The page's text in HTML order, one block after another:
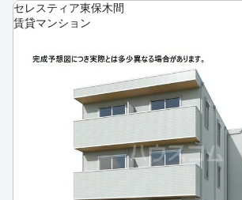
セレスティア東保木間
賃貸マンション